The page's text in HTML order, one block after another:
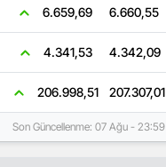
6.659,69 6.660,55
4.341,53 4.342,09
206.998,51 207.307,01
Son Güncellenme: 07 Ağu - 23:59